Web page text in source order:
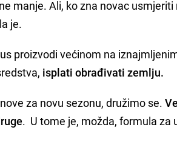
manje. Ali, ko zna novac
je.
proizvodi većinom na
isplati obrađivati zemlju.
za novu sezonu, družimo se.
. U tome je, možda, formula za